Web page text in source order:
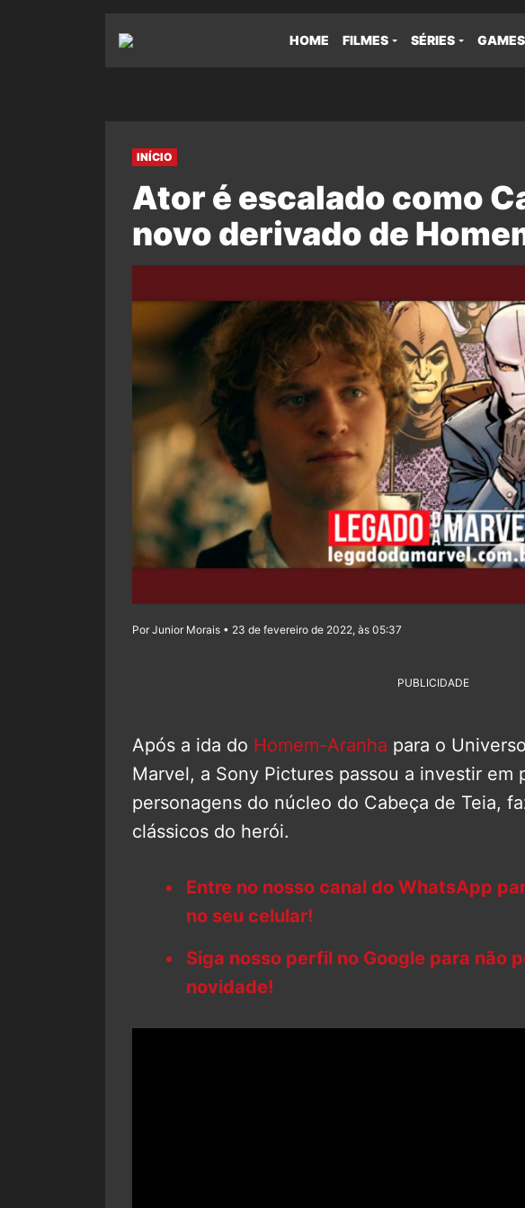
HOME FILMES SÉRIES GAMES
INÍCIO
Ator é escalado como
novo derivado de
Por Junior Morais • 23 de fevereiro de 2022, às 05:37
PUBLICIDADE
Após a ida do Homem-Aranha para o
Marvel, a Sony Pictures passou a investir em
personagens do núcleo do Cabeça de Teia,
clássicos do herói.
Entre no nosso canal do WhatsApp
no seu celular!
Siga nosso perfil no Google para não
novidade!